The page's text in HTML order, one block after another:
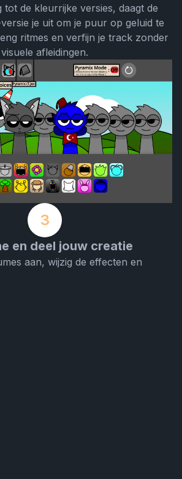
tot de kleurrijke versies, daagt de
je uit om je puur op geluid te
ritmes en verfijn je track zonder
visuele afleidingen.
3
en deel jouw creatie
aan, wijzig de effecten en